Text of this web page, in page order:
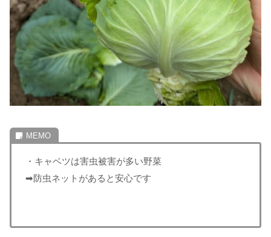
・キャベツは害虫被害が多い野菜
➡防虫ネットがあると安心です